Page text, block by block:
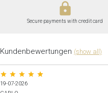
lock
Secure payments with credit card
Kundenbewertungen (show all)